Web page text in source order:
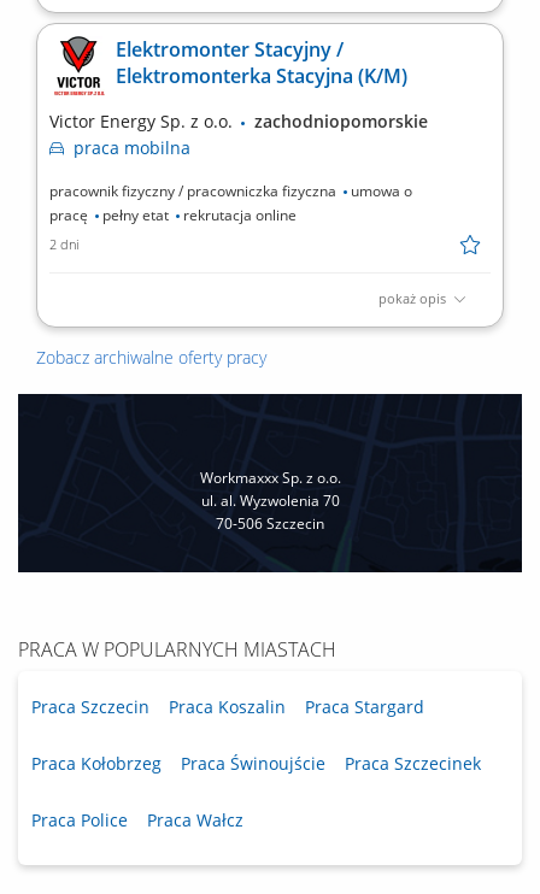
praca mobilna na terenie całego kraju Zadania: Montaż i
realizacja projektów stacji elektroenergetycznych w terenie;
Praca ze schematami elektrycznymi oraz dokumentacją
montażową obwodów pierwotnych i wtórnych; Bieżące prace
Mobilna...
Elektromonter Stacyjny /
Elektromonterka Stacyjna (K/M)
Victor Energy Sp. z o.o.
zachodniopomorskie
praca mobilna
pracownik fizyczny / pracowniczka fizyczna
umowa o
pracę
pełny etat rekrutacja online
2 dni
pokaż opis
praca mobilna na terenie całego kraju Zakres obowiązków: Prace
montażowe przy budowie stacji elektroenergetycznych w Polsce;
Zobacz archiwalne oferty pracy
Workmaxxx Sp. z o.o.
ul. al. Wyzwolenia 70
70-506 Szczecin
PRACA W POPULARNYCH MIASTACH
Praca Szczecin Praca Koszalin Praca Stargard
Praca Kołobrzeg Praca Świnoujście Praca Szczecinek
Praca Police Praca Wałcz